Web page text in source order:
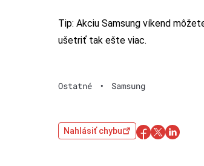
Tip: Akciu Samsung víkend
ušetriť tak ešte viac.
Ostatné • Samsung
Nahlásiť chybu